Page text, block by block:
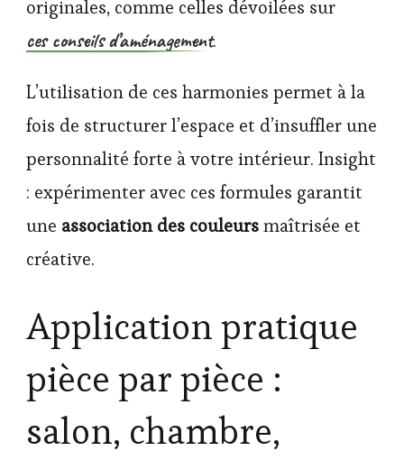
originales, comme celles dévoilées sur
ces conseils d’aménagement.
L’utilisation de ces harmonies permet à la
fois de structurer l’espace et d’insuffler une
personnalité forte à votre intérieur. Insight
: expérimenter avec ces formules garantit
une association des couleursmaîtrisée et
créative.
Application pratique
pièce par pièce :
salon, chambre,